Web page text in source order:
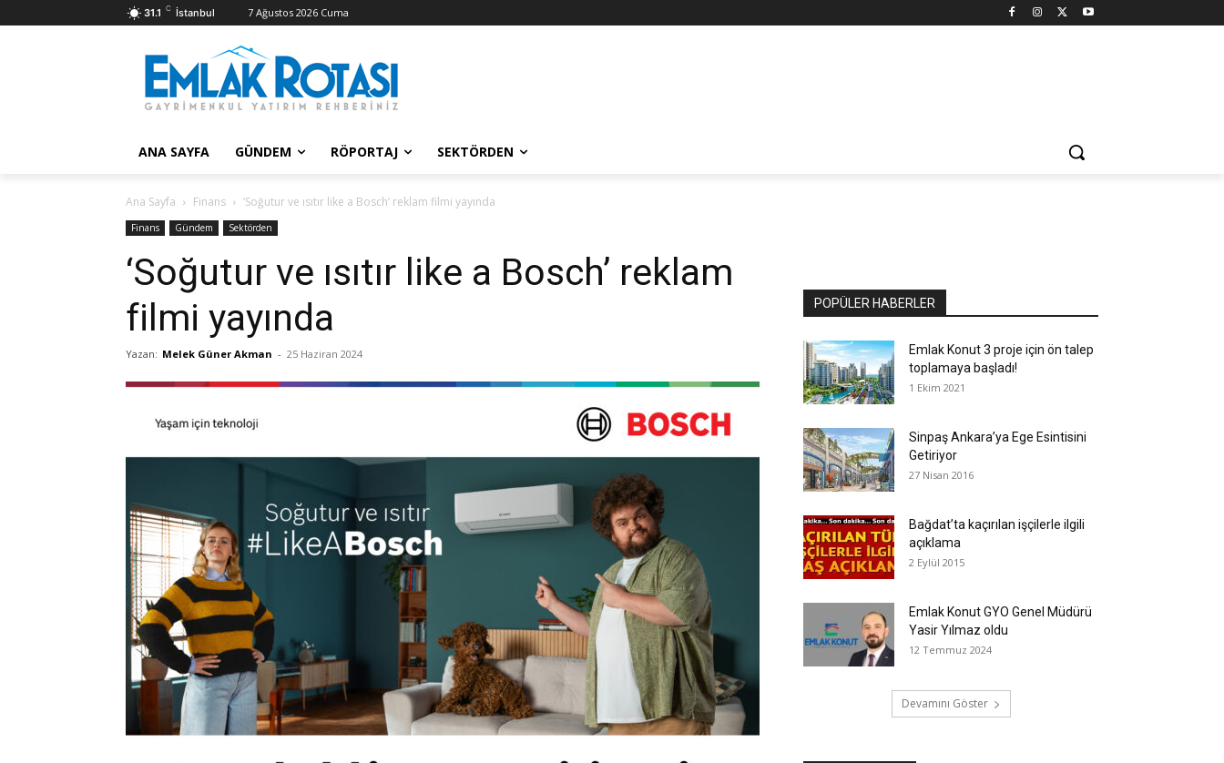
31.1 C İstanbul 7 Ağustos 2026 Cuma
ANA SAYFA GÜNDEM RÖPORTAJ SEKTÖRDEN
Ana Sayfa Finans ‘Soğutur ve ısıtır like a Bosch’ reklam filmi yayında
Finans Gündem Sektörden
‘Soğutur ve ısıtır like a Bosch’ reklam
filmi yayında
Yazan: Melek Güner Akman - 25 Haziran 2024
POPÜLER HABERLER
Emlak Konut 3 proje için ön talep
toplamaya başladı!
1 Ekim 2021
Sinpaş Ankara’ya Ege Esintisini
Getiriyor
27 Nisan 2016
Bağdat’ta kaçırılan işçilerle ilgili
açıklama
2 Eylül 2015
Emlak Konut GYO Genel Müdürü
Yasir Yılmaz oldu
12 Temmuz 2024
Devamını Göster